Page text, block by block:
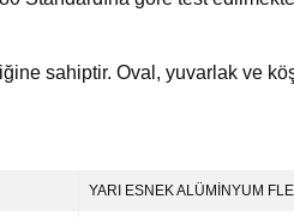
sahiptir. Oval, yuvarlak ve
YARI ESNEK ALÜMİNYUM